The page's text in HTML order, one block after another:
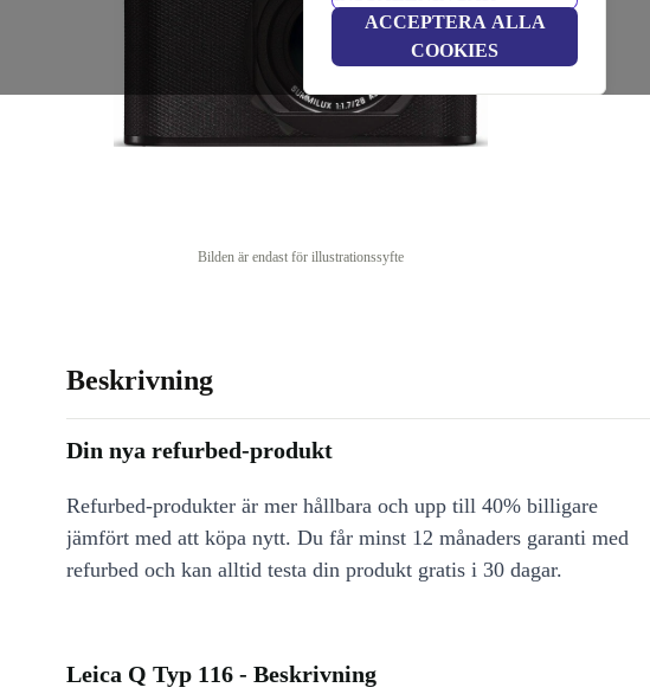
ACCEPTERA ALLA
COOKIES
Bilden är endast för illustrationssyfte
Beskrivning
Din nya refurbed-produkt
Refurbed-produkter är mer hållbara och upp till 40% billigare
jämfört med att köpa nytt. Du får minst 12 månaders garanti med
refurbed och kan alltid testa din produkt gratis i 30 dagar.
Leica Q Typ 116 - Beskrivning